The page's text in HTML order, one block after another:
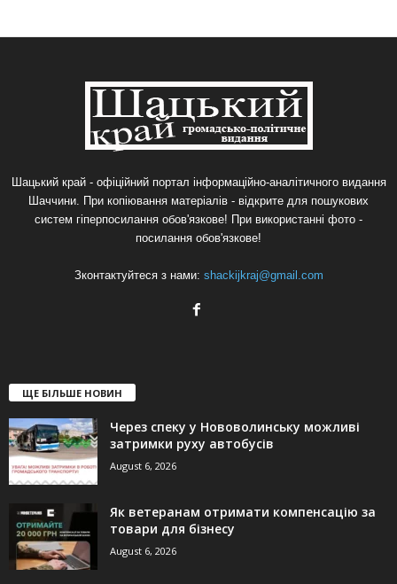
Шацький край - офіційний портал інформаційно-аналітичного видання
Шаччини. При копіювання матеріалів - відкрите для пошукових
систем гіперпосилання обов'язкове! При використанні фото -
посилання обов'язкове!
Зконтактуйтеся з нами: shackijkraj@gmail.com
ЩЕ БІЛЬШЕ НОВИН
Через спеку у Нововолинську можливі
затримки руху автобусів
August 6, 2026
Як ветеранам отримати компенсацію за
товари для бізнесу
August 6, 2026